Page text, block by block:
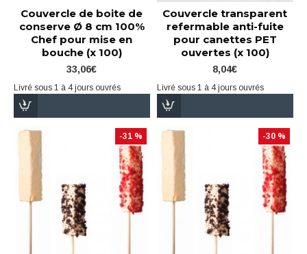
Couvercle de boite de
conserve Ø 8 cm 100%
Chef pour mise en
bouche (x 100)
33,06€
Livré sous 1 à 4 jours ouvrés
Couvercle transparent
refermable anti-fuite
pour canettes PET
ouvertes (x 100)
8,04€
Livré sous 1 à 4 jours ouvrés
-31 % -30 %